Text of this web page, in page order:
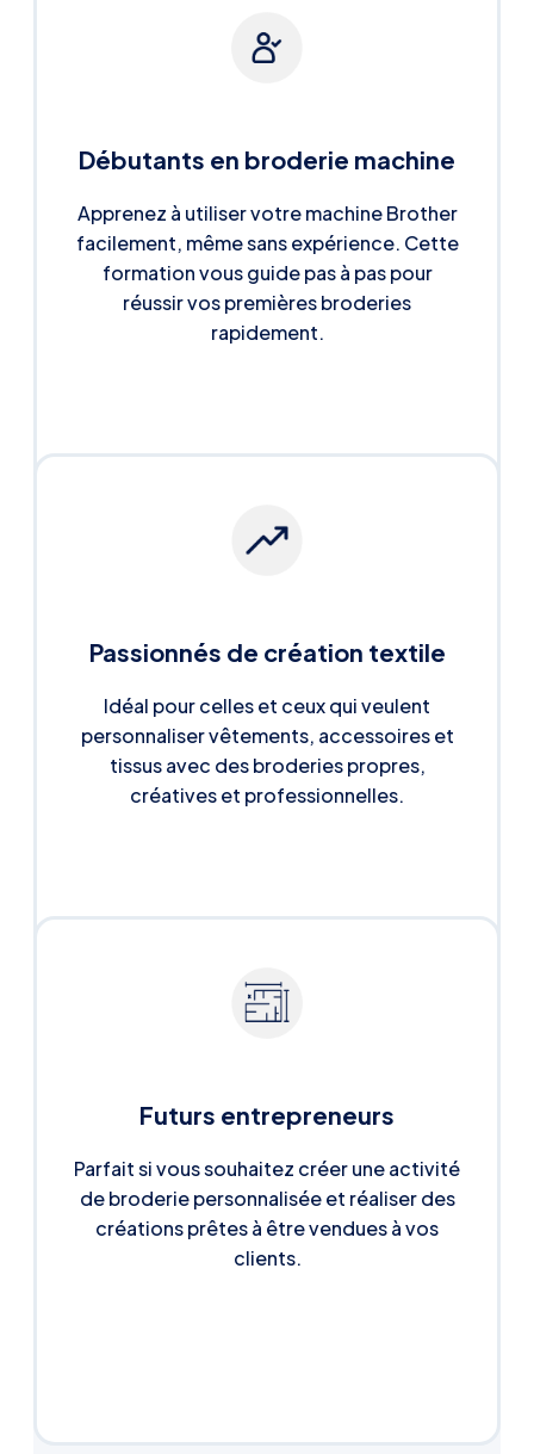
Débutants en broderie machine
Apprenez à utiliser votre machine Brother
facilement, même sans expérience. Cette
formation vous guide pas à pas pour
réussir vos premières broderies
rapidement.
Passionnés de création textile
Idéal pour celles et ceux qui veulent
personnaliser vêtements, accessoires et
tissus avec des broderies propres,
créatives et professionnelles.
Futurs entrepreneurs
Parfait si vous souhaitez créer une activité
de broderie personnalisée et réaliser des
créations prêtes à être vendues à vos
clients.